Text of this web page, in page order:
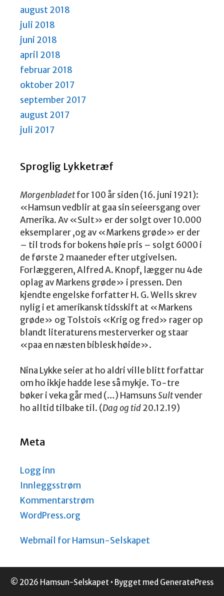
august 2018
juli 2018
juni 2018
april 2018
februar 2018
oktober 2017
september 2017
august 2017
juli 2017
Sproglig Lykketræf
Morgenbladetfor 100 år siden (16. juni 1921):
«Hamsun vedblir at gaa sin seieersgang over
Amerika. Av «Sult» er der solgt over 10.000
eksemplarer ,og av «Markens grøde» er der
– til trods for bokens høie pris – solgt 6000 i
de første 2 maaneder efter utgivelsen.
Forlæggeren, Alfred A. Knopf, lægger nu 4de
oplag av Markens grøde» i pressen. Den
kjendte engelske forfatter H. G. Wells skrev
nylig i et amerikansk tidsskift at «Markens
grøde» og Tolstois «Krig og fred» rager op
blandt literaturens mesterverker og staar
«paa en næsten biblesk høide».
Nina Lykke seier at ho aldri ville blitt forfattar
om ho ikkje hadde lese så mykje. To-tre
bøker i veka går med (…) HamsunsSultvender
ho alltid tilbake til. (Dag og tid20.12.19)
Meta
Logg inn
Innleggsstrøm
Kommentarstrøm
WordPress.org
Webmail for Hamsun-Selskapet
© 2026 Hamsun-Selskapet • Bygget med GeneratePress